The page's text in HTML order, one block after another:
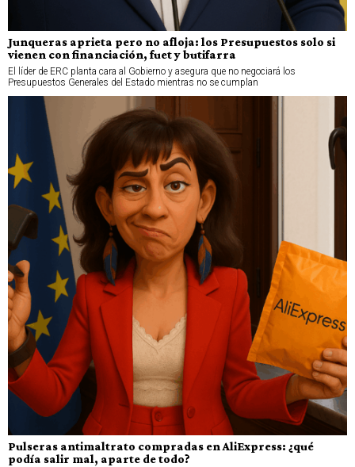
Junqueras aprieta pero no afloja: los Presupuestos solo si
vienen con financiación, fuet y butifarra
El líder de ERC planta cara al Gobierno y asegura que no negociará los
Presupuestos Generales del Estado mientras no se cumplan
Pulseras antimaltrato compradas en AliExpress: ¿qué
podía salir mal, aparte de todo?